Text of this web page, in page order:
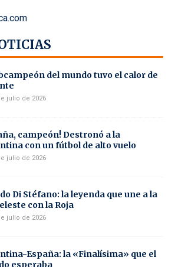
del mundo tuvo el calor de
julio de 2026
campeón! Destronó a la
con un fútbol de alto vuelo
julio de 2026
Di Stéfano: la leyenda que une a la
con la Roja
julio de 2026
España: la «Finalísima» que el
esperaba